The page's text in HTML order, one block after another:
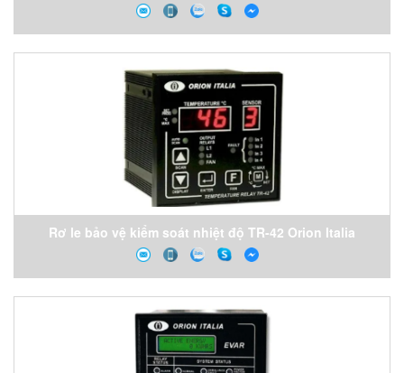
Vietnam
Rơ le bảo vệ kiểm soát nhiệt độ TR-42 Orion Italia
Vietnam